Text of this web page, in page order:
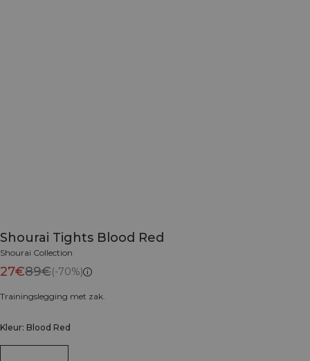
Shourai Tights Blood Red
Shourai Collection
27€89€(-70%)
Trainingslegging met zak.
Kleur: Blood Red